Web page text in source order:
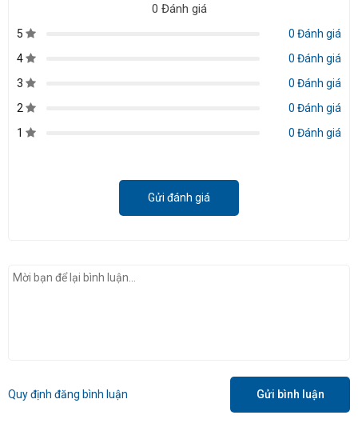
0 Đánh giá
5
0 Đánh giá
4
0 Đánh giá
3
0 Đánh giá
2
0 Đánh giá
1
0 Đánh giá
Gửi đánh giá
Quy định đăng bình luận Gửi bình luận